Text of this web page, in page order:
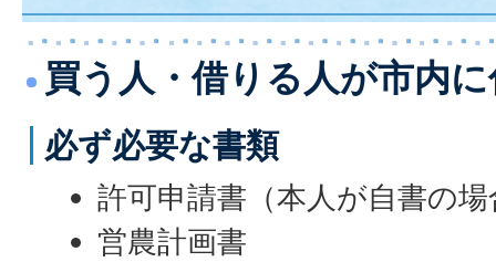
買う人・借りる人が市内
必ず必要な書類
許可申請書（本人が自書の
営農計画書